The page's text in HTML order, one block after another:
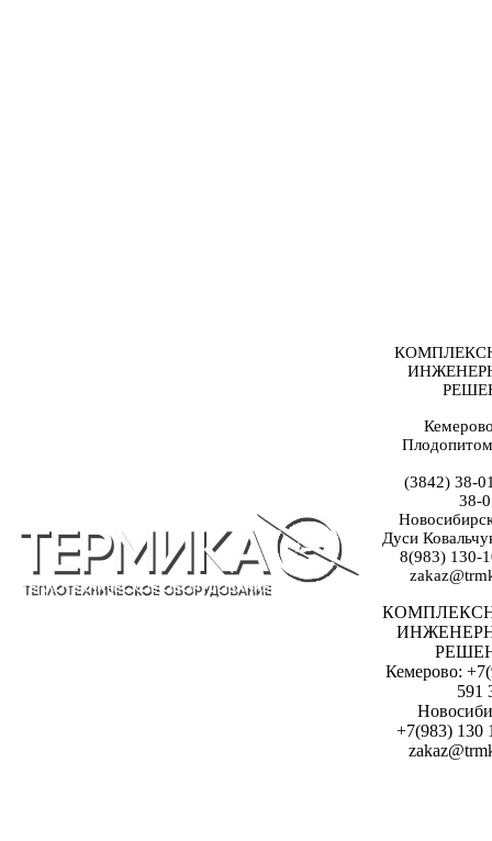
(3842) 38-
38-
Дуси
8(983) 130-
Кемерово:
591
+7(983) 130